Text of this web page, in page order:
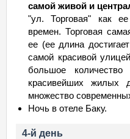
самой живой и
"ул. Торговая" как
времен. Торговая
ее (ее длина
самой красивой
большое количество
красивейших жилых
множество
Ночь в отеле Баку.
4-й день